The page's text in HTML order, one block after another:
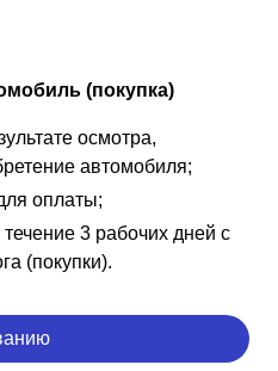
(покупка)
осмотра,
автомобиля;
оплаты;
3 рабочих дней с
(покупки).